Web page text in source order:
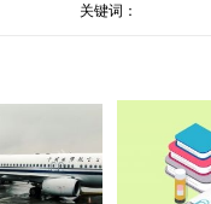
关键词：